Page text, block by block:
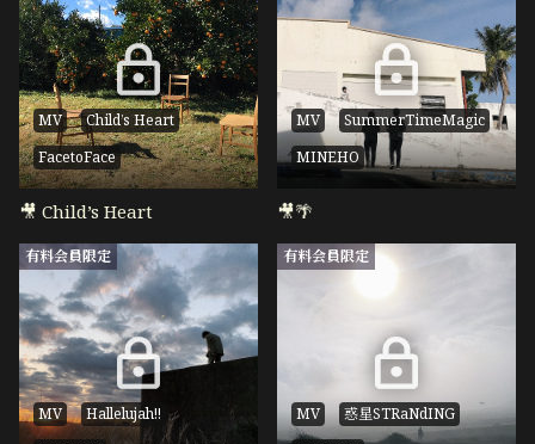
MV
Child’s Heart
FacetoFace
🎥 Child’s Heart
MV
SummerTimeMagic
MINEHO
🎥🌴
有料会員限定
MV
Hallelujah!!
有料会員限定
MV
惑星STRaNdING